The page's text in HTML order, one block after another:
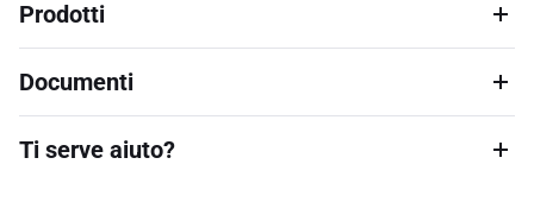
Prodotti
Documenti
Ti serve aiuto?